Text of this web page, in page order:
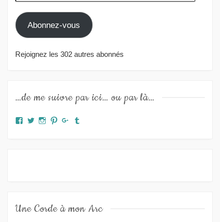
e-
mail
Abonnez-vous
Rejoignez les 302 autres abonnés
…de me suivre par ici… ou par là…
Facebook
TwitterInstagram
PinterestGoogle+
Une Corde à mon Arc